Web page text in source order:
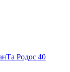
Родос 40